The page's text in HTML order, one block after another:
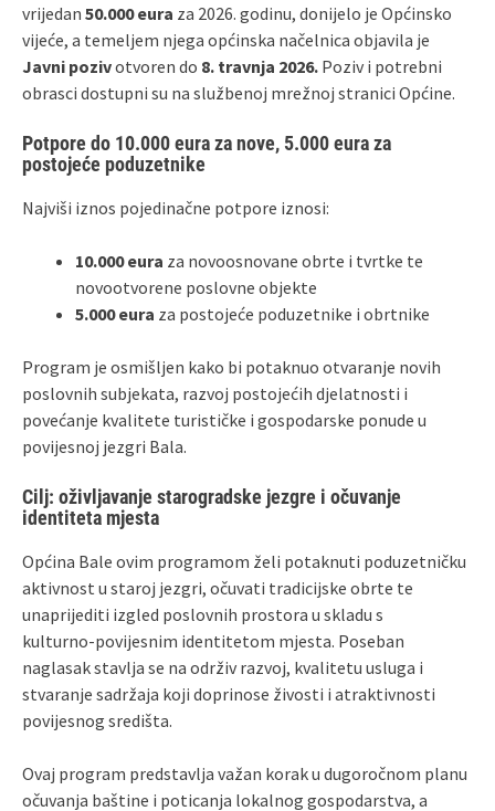
vrijedan 50.000 eura za 2026. godinu, donijelo je Općinsko
vijeće, a temeljem njega općinska načelnica objavila je
Javni pozivotvoren do 8. travnja 2026. Poziv i potrebni
obrasci dostupni su na službenoj mrežnoj stranici Općine.
Potpore do 10.000 eura za nove, 5.000 eura za
postojeće poduzetnike
Najviši iznos pojedinačne potpore iznosi:
10.000 eura za novoosnovane obrte i tvrtke te
novootvorene poslovne objekte
5.000 eura za postojeće poduzetnike i obrtnike
Program je osmišljen kako bi potaknuo otvaranje novih
poslovnih subjekata, razvoj postojećih djelatnosti i
povećanje kvalitete turističke i gospodarske ponude u
povijesnoj jezgri Bala.
Cilj: oživljavanje starogradske jezgre i očuvanje
identiteta mjesta
Općina Bale ovim programom želi potaknuti poduzetničku
aktivnost u staroj jezgri, očuvati tradicijske obrte te
unaprijediti izgled poslovnih prostora u skladu s
kulturno‑povijesnim identitetom mjesta. Poseban
naglasak stavlja se na održiv razvoj, kvalitetu usluga i
stvaranje sadržaja koji doprinose živosti i atraktivnosti
povijesnog središta.
Ovaj program predstavlja važan korak u dugoročnom planu
očuvanja baštine i poticanja lokalnog gospodarstva, a